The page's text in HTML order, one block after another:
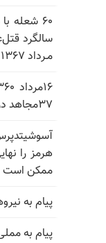
۶۰ شعله
مـرداد ۱۳۶۷
۳۷مجاهد در اوین
هرمز را
ممکن است
پیام به نیروهای
پیام به